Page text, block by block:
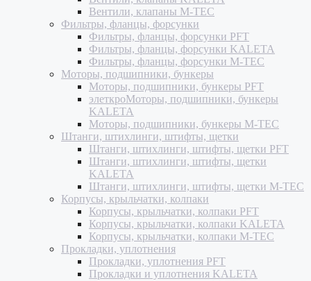
Вентили, клапаны M-TEC
Фильтры, фланцы, форсунки
Фильтры, фланцы, форсунки PFT
Фильтры, фланцы, форсунки KALETA
Фильтры, фланцы, форсунки M-TEC
Моторы, подшипники, бункеры
Моторы, подшипники, бункеры PFT
элеткроМоторы, подшипники, бункеры
KALETA
Моторы, подшипники, бункеры M-TEC
Штанги, штихлинги, штифты, щетки
Штанги, штихлинги, штифты, щетки PFT
Штанги, штихлинги, штифты, щетки
KALETA
Штанги, штихлинги, штифты, щетки M-TEC
Корпусы, крыльчатки, колпаки
Корпусы, крыльчатки, колпаки PFT
Корпусы, крыльчатки, колпаки KALETA
Корпусы, крыльчатки, колпаки M-TEC
Прокладки, уплотнения
Прокладки, уплотнения PFT
Прокладки и уплотнения KALETA